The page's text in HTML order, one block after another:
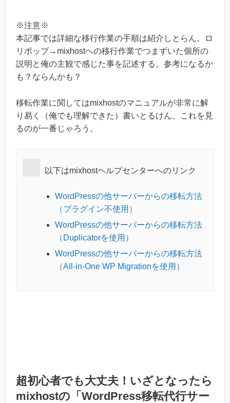
※注意※
本記事では詳細な移行作業の手順は紹介しとらん。ロ
リポップ→mixhostへの移行作業でつまずいた個所の
説明と俺の主観で感じた事を記述する。参考になるか
も？ならんかも？
移転作業に関してはmixhostのマニュアルが非常に解
り易く（俺でも理解できた）書いとるけん、これを見
るのが一番じゃろう。
以下はmixhostヘルプセンターへのリンク
WordPressの他サーバーからの移転方法
（プラグイン不使用）
WordPressの他サーバーからの移転方法
（Duplicatorを使用）
WordPressの他サーバーからの移転方法
（All-in-One WP Migrationを使用）
超初心者でも大丈夫！いざとなったら
mixhostの「WordPress移転代行サー